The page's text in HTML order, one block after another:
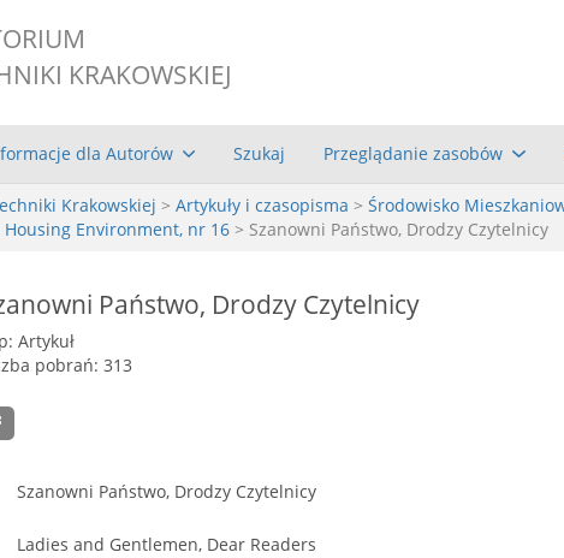
KRAKOWSKIEJ
dla Autorów Szukaj Przeglądanie zasobów
Krakowskiej > Artykuły i czasopisma > Środowisko
Environment, nr 16 > Szanowni Państwo, Drodzy Czytelnicy
Państwo, Drodzy Czytelnicy
Artykuł
pobrań: 313
Szanowni Państwo, Drodzy Czytelnicy
Ladies and Gentlemen, Dear Readers